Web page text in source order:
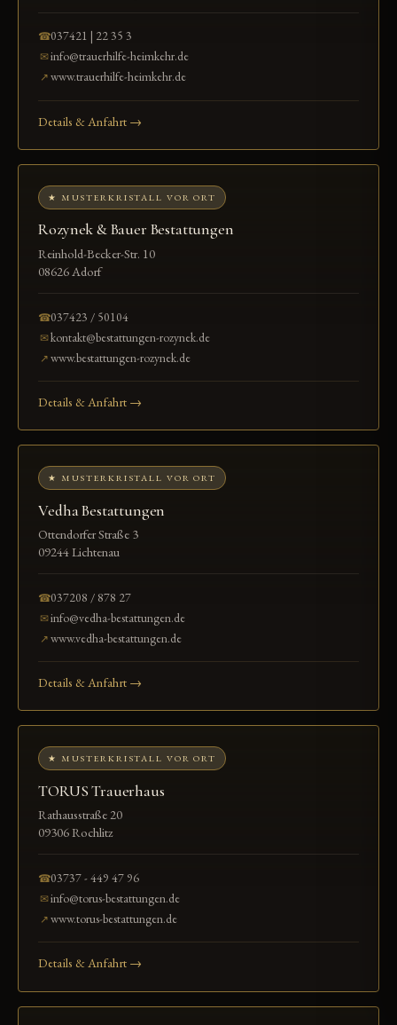
☎037421 | 22 35 3
✉info@trauerhilfe-heimkehr.de
↗www.trauerhilfe-heimkehr.de
Details & Anfahrt →
★ MUSTERKRISTALL VOR ORT
Rozynek & Bauer Bestattungen
Reinhold-Becker-Str. 10
08626 Adorf
☎037423 / 50104
✉kontakt@bestattungen-rozynek.de
↗www.bestattungen-rozynek.de
Details & Anfahrt →
★ MUSTERKRISTALL VOR ORT
Vedha Bestattungen
Ottendorfer Straße 3
09244 Lichtenau
☎037208 / 878 27
✉info@vedha-bestattungen.de
↗www.vedha-bestattungen.de
Details & Anfahrt →
★ MUSTERKRISTALL VOR ORT
TORUS Trauerhaus
Rathausstraße 20
09306 Rochlitz
☎03737 - 449 47 96
✉info@torus-bestattungen.de
↗www.torus-bestattungen.de
Details & Anfahrt →